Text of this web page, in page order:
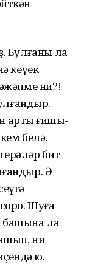
Булғаны ла
кеүек
ни?!
ғишыҡ-
белə.
бит
Ə
Шуға
башына ла
ни
юҡ.